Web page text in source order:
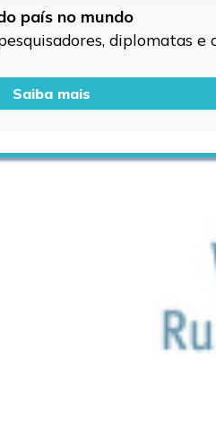
país no mundo
diplomatas
Saiba mais